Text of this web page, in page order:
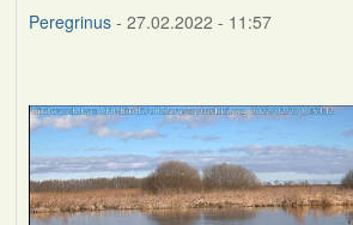
Peregrinus- 27.02.2022 - 11:57